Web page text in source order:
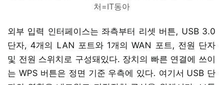
처=IT동아
외부 입력 인터페이스는 좌측부터 리셋 버튼, USB 3.0
단자, 4개의 LAN 포트와 1개의 WAN 포트, 전원 단자
및 전원 스위치로 구성돼있다. 장치의 빠른 연결에 쓰이
는 WPS 버튼은 정면 기준 우측에 있다. 여기서 USB 단